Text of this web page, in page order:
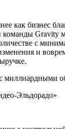
как бизнес
с
и
Эльдорадо»